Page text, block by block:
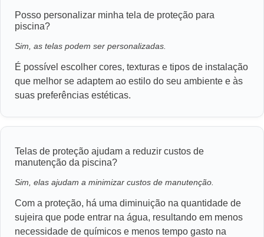
Posso personalizar minha tela de proteção para
piscina?
Sim, as telas podem ser personalizadas.
É possível escolher cores, texturas e tipos de instalação
que melhor se adaptem ao estilo do seu ambiente e às
suas preferências estéticas.
Telas de proteção ajudam a reduzir custos de
manutenção da piscina?
Sim, elas ajudam a minimizar custos de manutenção.
Com a proteção, há uma diminuição na quantidade de
sujeira que pode entrar na água, resultando em menos
necessidade de químicos e menos tempo gasto na